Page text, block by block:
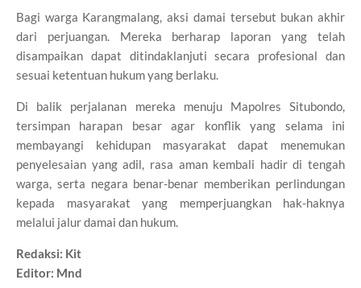
Bagi warga Karangmalang, aksi damai tersebut bukan akhir
dari perjuangan. Mereka berharap laporan yang telah
disampaikan dapat ditindaklanjuti secara profesional dan
sesuai ketentuan hukum yang berlaku.
Di balik perjalanan mereka menuju Mapolres Situbondo,
tersimpan harapan besar agar konflik yang selama ini
membayangi kehidupan masyarakat dapat menemukan
penyelesaian yang adil, rasa aman kembali hadir di tengah
warga, serta negara benar-benar memberikan perlindungan
kepada masyarakat yang memperjuangkan hak-haknya
melalui jalur damai dan hukum.
Redaksi: Kit
Editor: Mnd